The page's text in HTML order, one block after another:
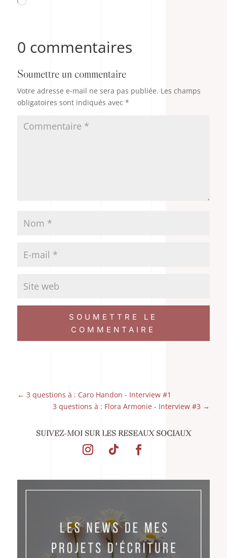
Chargement…
0 commentaires
Soumettre un commentaire
Votre adresse e-mail ne sera pas publiée. Les champs
obligatoires sont indiqués avec *
SOUMETTRE LE
COMMENTAIRE
← 3 questions à : Caro Handon - Interview #1
3 questions à : Flora Armonie - Interview #3 →
SUIVEZ-MOI SUR LES RÉSEAUX SOCIAUX